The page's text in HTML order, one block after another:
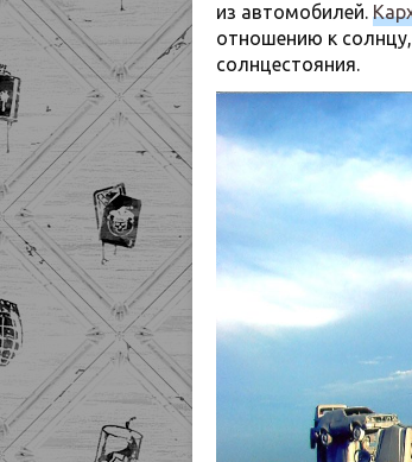
из автомобилей.
отношению к
солнцестояния.